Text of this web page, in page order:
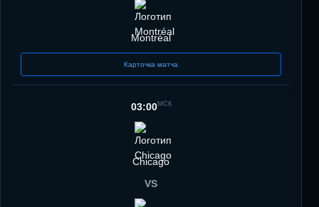
Montréal
Карточка матча
03:00МСК
Chicago
VS